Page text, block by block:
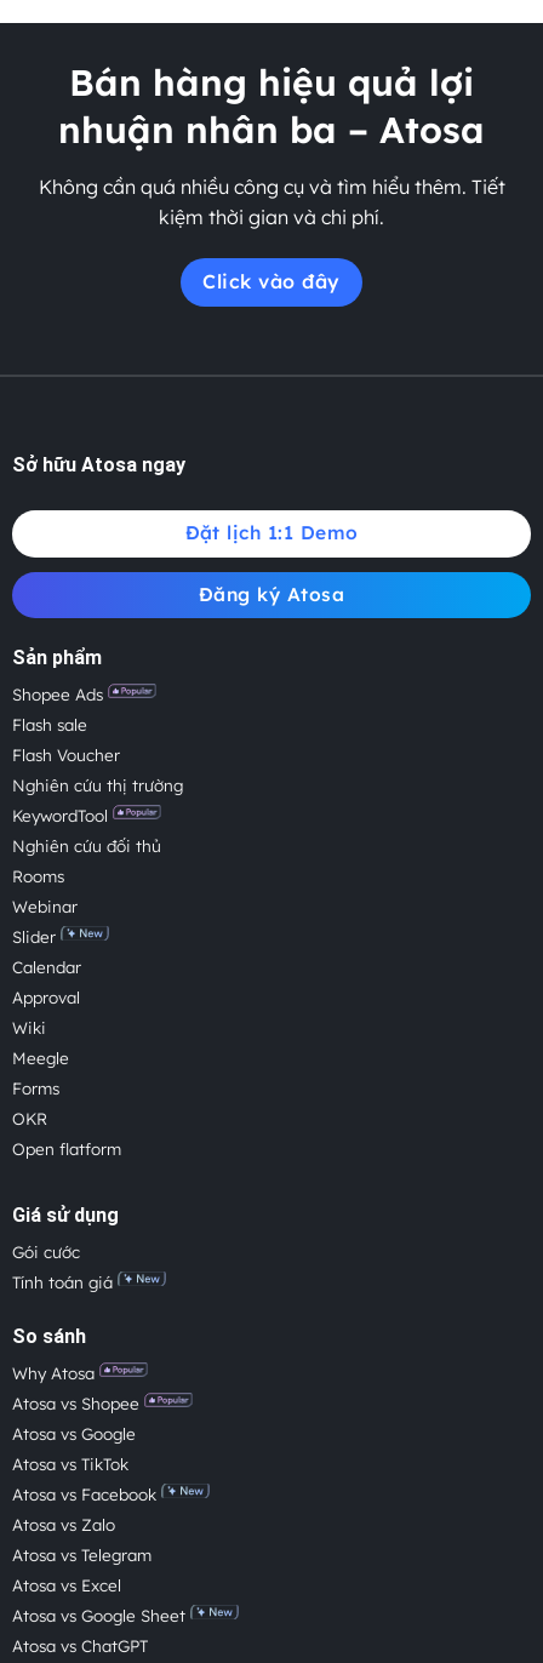
Bán hàng hiệu quả lợi
nhuận nhân ba – Atosa
Không cần quá nhiều công cụ và tìm hiểu thêm. Tiết
kiệm thời gian và chi phí.
Click vào đây
Sở hữu Atosa ngay
Đặt lịch 1:1 Demo
Đăng ký Atosa
Sản phẩm
Shopee Ads
Flash sale
Flash Voucher
Nghiên cứu thị trường
KeywordTool
Nghiên cứu đối thủ
Rooms
Webinar
Slider
Calendar
Approval
Wiki
Meegle
Forms
OKR
Open flatform
Giá sử dụng
Gói cước
Tính toán giá
So sánh
Why Atosa
Atosa vs Shopee
Atosa vs Google
Atosa vs TikTok
Atosa vs Facebook
Atosa vs Zalo
Atosa vs Telegram
Atosa vs Excel
Atosa vs Google Sheet
Atosa vs ChatGPT